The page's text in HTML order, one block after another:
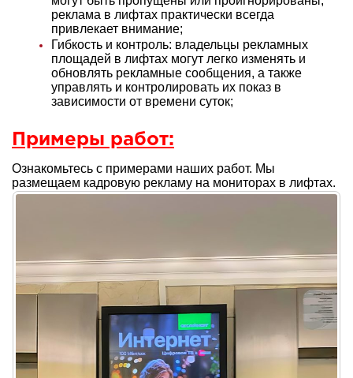
реклама в лифтах практически всегда
привлекает внимание;
Гибкость и контроль: владельцы рекламных
площадей в лифтах могут легко изменять и
обновлять рекламные сообщения, а также
управлять и контролировать их показ в
зависимости от времени суток;
Примеры работ:
Ознакомьтесь с примерами наших работ. Мы
размещаем кадровую рекламу на мониторах в лифтах.